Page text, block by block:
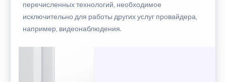
перечисленных технологий, необходимое
исключительно для работы других услуг провайдера,
например, видеонаблюдения.